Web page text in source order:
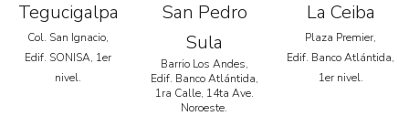
Tegucigalpa
Col. San Ignacio,
Edif. SONISA, 1er
nivel.
San Pedro
Sula
Barrio Los Andes,
Edif. Banco Atlántida,
1ra Calle, 14ta Ave.
Noroeste.
La Ceiba
Plaza Premier,
Edif. Banco Atlántida,
1er nivel.